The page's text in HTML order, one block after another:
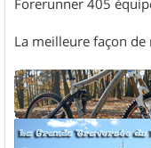
La meilleure façon